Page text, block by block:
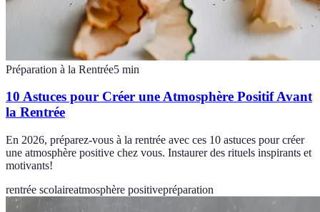
Préparation à la Rentrée5 min
10 Astuces pour Créer une Atmosphère Positif Avant
la Rentrée
En 2026, préparez-vous à la rentrée avec ces 10 astuces pour créer
une atmosphère positive chez vous. Instaurer des rituels inspirants et
motivants!
rentrée scolaireatmosphère positivepréparation